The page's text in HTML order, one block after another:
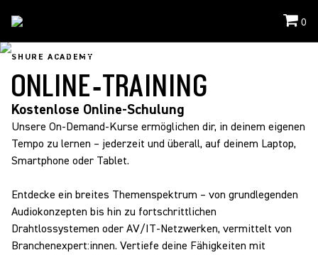
0
Shure Academy / Online Training
SHURE ACADEMY
ONLINE‑TRAINING
Kostenlose Online-Schulung
Unsere On‑Demand‑Kurse ermöglichen dir, in deinem eigenen
Tempo zu lernen – jederzeit und überall, auf deinem Laptop,
Smartphone oder Tablet.
Entdecke ein breites Themenspektrum – von grundlegenden
Audiokonzepten bis hin zu fortschrittlichen
Drahtlossystemen oder AV/IT‑Netzwerken, vermittelt von
Branchenexpert:innen. Vertiefe deine Fähigkeiten mit